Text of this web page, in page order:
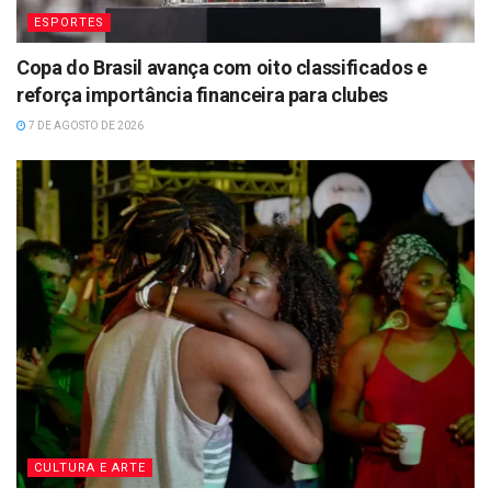
ESPORTES
Copa do Brasil avança com oito classificados e
reforça importância financeira para clubes
7 DE AGOSTO DE 2026
CULTURA E ARTE